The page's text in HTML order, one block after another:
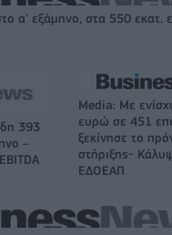
α' εξάμηνο, στα 550
393
–
Media: Με
ευρώ σε 451
ξεκίνησε το
στήριξης-
ΕΔΟΕΑΠ